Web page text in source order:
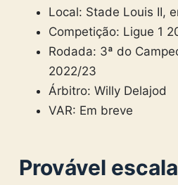
Local: Stade Louis II,
Competição: Ligue 1
Rodada: 3ª do
2022/23
Árbitro: Willy Delajod
VAR: Em breve
Provável